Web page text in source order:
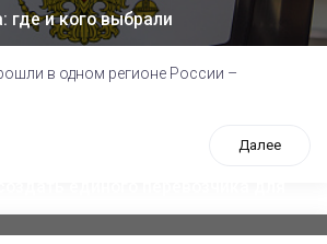
где и кого выбрали
в одном регионе России –
Далее